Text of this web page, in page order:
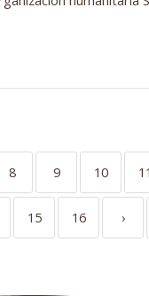
8 9 10 11
15 16 ›